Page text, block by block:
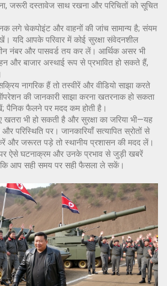
जरूरी दस्तावेज साथ रखना और परिचितों को सूचित
लगे चेकपोइंट और वाहनों की जांच सामान्य है; संयम
यदि आपके परिवार में कोई सुरक्षा संवेदनशील
नंबर और पासवर्ड तय कर लें। आर्थिक असर भी
और बाजार अस्थाई रूप से प्रभावित हो सकते हैं,
नागरिक हैं तो तस्वीरें और वीडियो साझा करते
की जानकारी साझा करना खतरनाक हो सकता
पैनिक फैलने पर मदद कम होती है।
भी हो सकती है और सुरक्षा का जरिया भी—यह
परिस्थिति पर। जानकारियाँ सत्यापित स्रोतों से
और जरूरत पड़े तो स्थानीय प्रशासन की मदद लें।
ऐसे घटनाक्रम और उनके प्रभाव से जुड़ी खबरें
आप सही समय पर सही फैसला ले सकें।